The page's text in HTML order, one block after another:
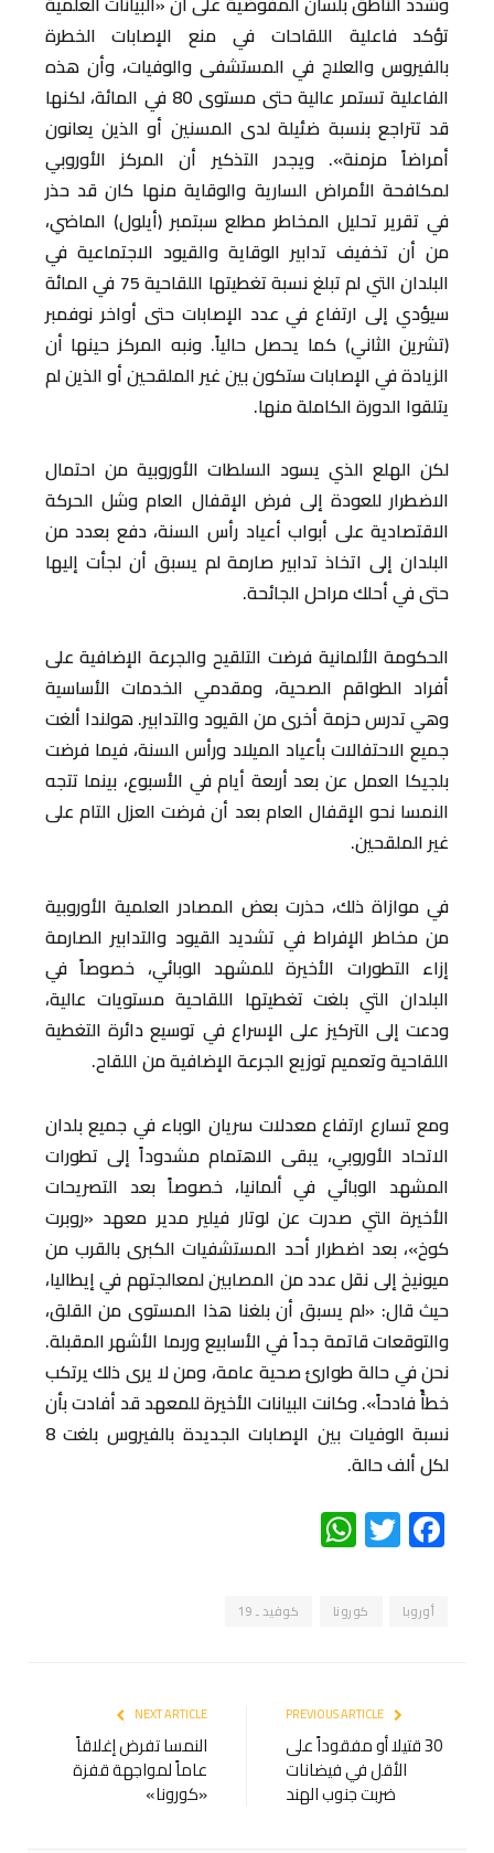
تؤكد فاعلية اللقاحات في منع الإصابات الخطرة
بالفيروس والعلاج في المستشفى والوفيات، وأن هذه
الفاعلية تستمر عالية حتى مستوى 80 في المائة، لكنها
قد تتراجع بنسبة ضئيلة لدى المسنين أو الذين يعانون
أمراضاً مزمنة». ويجدر التذكير أن المركز الأوروبي
لمكافحة الأمراض السارية والوقاية منها كان قد حذر
في تقرير تحليل المخاطر مطلع سبتمبر (أيلول) الماضي،
من أن تخفيف تدابير الوقاية والقيود الاجتماعية في
البلدان التي لم تبلغ نسبة تغطيتها اللقاحية 75 في المائة
سيؤدي إلى ارتفاع في عدد الإصابات حتى أواخر نوفمبر
(تشرين الثاني) كما يحصل حالياً. ونبه المركز حينها أن
الزيادة في الإصابات ستكون بين غير الملقحين أو الذين لم
يتلقوا الدورة الكاملة منها.
لكن الهلع الذي يسود السلطات الأوروبية من احتمال
الاضطرار للعودة إلى فرض الإقفال العام وشل الحركة
الاقتصادية على أبواب أعياد رأس السنة، دفع بعدد من
البلدان إلى اتخاذ تدابير صارمة لم يسبق أن لجأت إليها
حتى في أحلك مراحل الجائحة.
الحكومة الألمانية فرضت التلقيح والجرعة الإضافية على
أفراد الطواقم الصحية، ومقدمي الخدمات الأساسية
وهي تدرس حزمة أخرى من القيود والتدابير. هولندا ألغت
جميع الاحتفالات بأعياد الميلاد ورأس السنة، فيما فرضت
بلجيكا العمل عن بعد أربعة أيام في الأسبوع، بينما تتجه
النمسا نحو الإقفال العام بعد أن فرضت العزل التام على
غير الملقحين.
في موازاة ذلك، حذرت بعض المصادر العلمية الأوروبية
من مخاطر الإفراط في تشديد القيود والتدابير الصارمة
إزاء التطورات الأخيرة للمشهد الوبائي، خصوصاً في
البلدان التي بلغت تغطيتها اللقاحية مستويات عالية،
ودعت إلى التركيز على الإسراع في توسيع دائرة التغطية
اللقاحية وتعميم توزيع الجرعة الإضافية من اللقاح.
ومع تسارع ارتفاع معدلات سريان الوباء في جميع بلدان
الاتحاد الأوروبي، يبقى الاهتمام مشدوداً إلى تطورات
المشهد الوبائي في ألمانيا، خصوصاً بعد التصريحات
الأخيرة التي صدرت عن لوتار فيلير مدير معهد «روبرت
كوخ»، بعد اضطرار أحد المستشفيات الكبرى بالقرب من
ميونيخ إلى نقل عدد من المصابين لمعالجتهم في إيطاليا،
حيث قال: «لم يسبق أن بلغنا هذا المستوى من القلق،
والتوقعات قاتمة جداً في الأسابيع وربما الأشهر المقبلة.
نحن في حالة طوارئ صحية عامة، ومن لا يرى ذلك يرتكب
خطأً فادحاً». وكانت البيانات الأخيرة للمعهد قد أفادت بأن
نسبة الوفيات بين الإصابات الجديدة بالفيروس بلغت 8
لكل ألف حالة.
Facebook
Twitter
WhatsApp
أوروبا كورونا كوفيد ـ 19
30 قتيلا أو مفقوداً على
الأقل في فيضانات
ضربت جنوب الهند
NEXT ARTICLE
النمسا تفرض إغلاقاً
عاماً لمواجهة قفزة
«كورونا»